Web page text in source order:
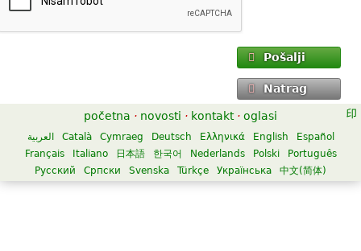
Pošalji
Natrag
početna · novosti · kontakt · oglasi
العربية Català Cymraeg Deutsch Ελληνικά English
Español
Français
Italiano 日本語 한국어 Nederlands Polski
Português
Русский
Српски Svenska Türkçe Українська 中文(简体)